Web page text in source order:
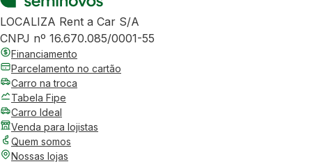
LOCALIZA Rent a Car S/A
CNPJ nº 16.670.085/0001-55
Financiamento
Parcelamento no cartão
Carro na troca
Tabela Fipe
Carro Ideal
Venda para lojistas
Quem somos
Nossas lojas